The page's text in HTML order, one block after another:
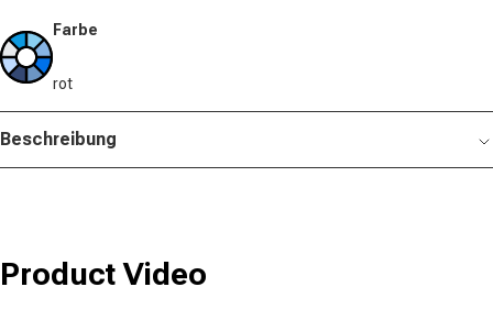
Farbe
rot
Beschreibung
Product Video